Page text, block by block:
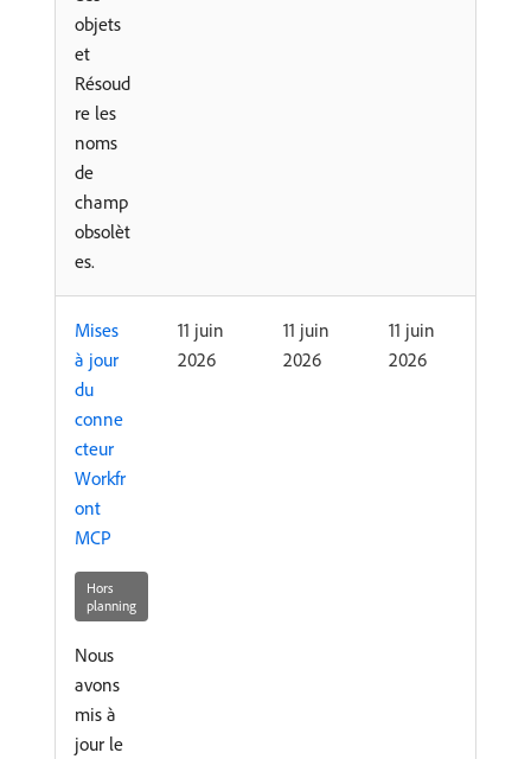
objets
et
Résoud
re les
noms
de
champ
obsolèt
es.
Mises
à jour
du
conne
cteur
Workfr
ont
MCP
Hors
planning
Nous
avons
mis à
jour le
11 juin
2026
11 juin
2026
11 juin
2026